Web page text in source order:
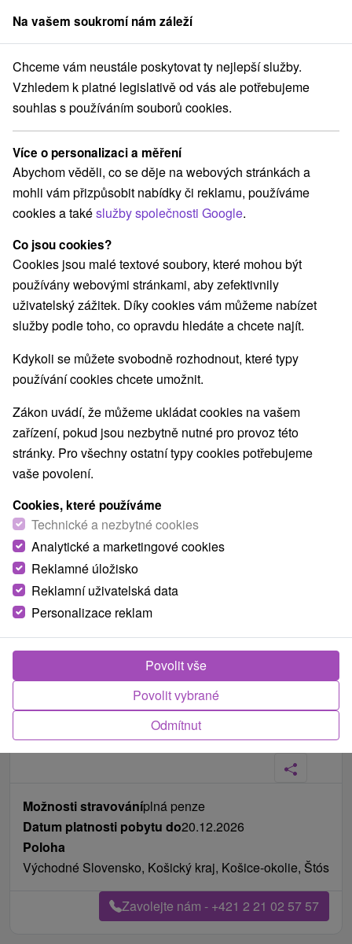
člen skupinySorger
Štós 7-denní wellness pobyt Štíhlá linie: Relax a regenerace
7-denní wellness pobyt Štíhlá linie:
Relax a regenerace
Léčebný dům Komporday★★
Lázně Štós
Štós
Navigovat do místa
8,2 vynikající ·71 recenzí
Fotografie od zákazníků+26
Možnosti stravováníplná penze
Datum platnosti pobytu do20.12.2026
Poloha
Východné Slovensko, Košický kraj, Košice-okolie, Štós
Zavolejte nám - +421 2 21 02 57 57
Na vašem soukromí nám záleží
Chceme vám neustále poskytovat ty nejlepší služby.
Vzhledem k platné legislativě od vás ale potřebujeme
souhlas s používáním souborů cookies.
Více o personalizaci a měření
Abychom věděli, co se děje na webových stránkách a
mohli vám přizpůsobit nabídky či reklamu, používáme
cookies a takéslužby společnosti Google.
Co jsou cookies?
Cookies jsou malé textové soubory, které mohou být
používány webovými stránkami, aby zefektivnily
uživatelský zážitek. Díky cookies vám můžeme nabízet
služby podle toho, co opravdu hledáte a chcete najít.
Kdykoli se můžete svobodně rozhodnout, které typy
používání cookies chcete umožnit.
Zákon uvádí, že můžeme ukládat cookies na vašem
zařízení, pokud jsou nezbytně nutné pro provoz této
stránky. Pro všechny ostatní typy cookies potřebujeme
vaše povolení.
Cookies, které používáme
Technické a nezbytné cookies
Analytické a marketingové cookies
Reklamné úložisko
Reklamní uživatelská data
Personalizace reklam
Odmítnut
Povolit vybrané
Povolit vše